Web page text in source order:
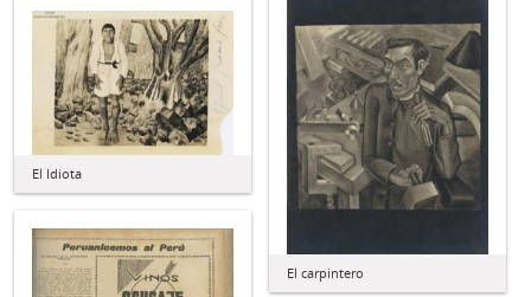
El carpintero
El Idiota